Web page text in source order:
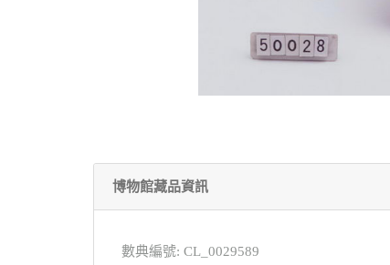
博物館藏品資訊
數典編號: CL_0029589